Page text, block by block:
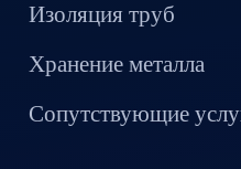
Изоляция труб
Хранение металла
Сопутствующие